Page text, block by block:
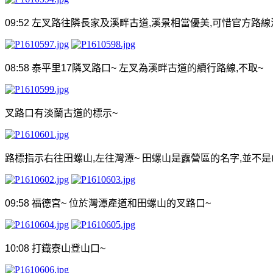
09:52 左叉路往隣長家及溪畔古道,溪景相當優美,可惜官方路線
08:58 泰平里17隣叉路口~ 左叉為溪畔古道的續行路線,不取~
叉路口有淡蘭古道的標示~
路標指示右往田螺山,左往灣潭~ 田螺山是露營區的名字,並不是
09:58 福德宮~ 位於灣潭產道和田螺山的叉路口~
10:08 打鐡寮山登山口~